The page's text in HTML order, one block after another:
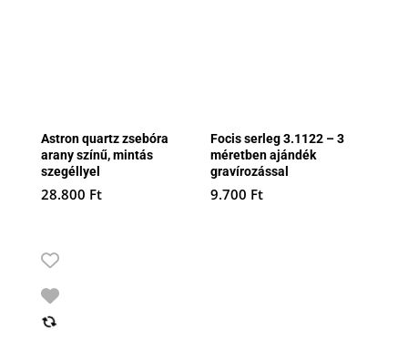
Astron quartz zsebóra
arany színű, mintás
szegéllyel
28.800 Ft
Focis serleg 3.1122 – 3
méretben ajándék
gravírozással
9.700 Ft